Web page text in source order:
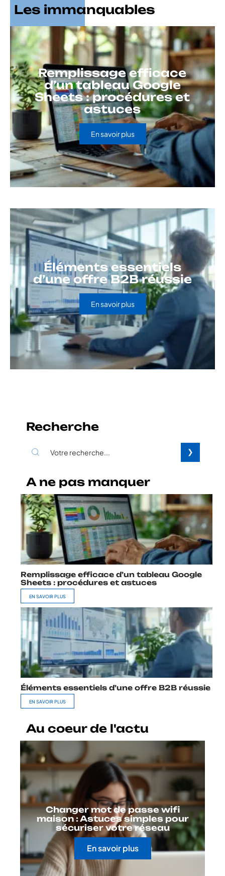
Les immanquables
Remplissage efficace
d’un tableau Google
Sheets : procédures et
astuces
En savoir plus
Éléments essentiels
d’une offre B2B réussie
En savoir plus
Recherche
A ne pas manquer
Remplissage efficace d’un tableau Google
Sheets : procédures et astuces
EN SAVOIR PLUS
Éléments essentiels d’une offre B2B réussie
EN SAVOIR PLUS
Au coeur de l'actu
Changer mot de passe wifi
maison : Astuces simples pour
sécuriser votre réseau
En savoir plus